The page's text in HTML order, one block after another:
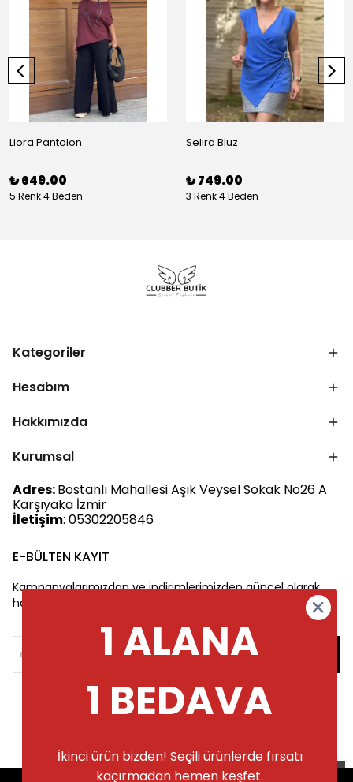
Liora Pantolon
₺ 649.00
5 Renk 4 Beden
Selira Bluz
₺ 749.00
3 Renk 4 Beden
Kategoriler
Hesabım
Hakkımızda
Kurumsal
Adres:Bostanlı Mahallesi Aşık Veysel Sokak No26 A
Karşıyaka İzmir
İletişim: 05302205846
E-BÜLTEN KAYIT
Kampanyalarımızdan ve indirimlerimizden güncel olarak
haberdar olun.
1 ALANA
1 BEDAVA
İkinci ürün bizden! Seçili ürünlerde fırsatı
kaçırmadan hemen keşfet.